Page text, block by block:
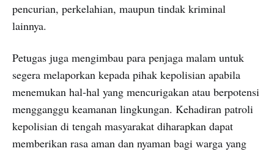
pencurian, perkelahian, maupun tindak kriminal
lainnya.
Petugas juga mengimbau para penjaga malam untuk
segera melaporkan kepada pihak kepolisian apabila
menemukan hal-hal yang mencurigakan atau berpotensi
mengganggu keamanan lingkungan. Kehadiran patroli
kepolisian di tengah masyarakat diharapkan dapat
memberikan rasa aman dan nyaman bagi warga yang